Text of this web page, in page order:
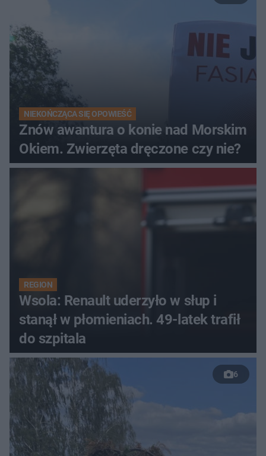
NIEKOŃCZĄCA SIĘ OPOWIEŚĆ
Znów awantura o konie nad Morskim
Okiem. Zwierzęta dręczone czy nie?
REGION
Wsola: Renault uderzyło w słup i
stanął w płomieniach. 49-latek trafił
do szpitala
6